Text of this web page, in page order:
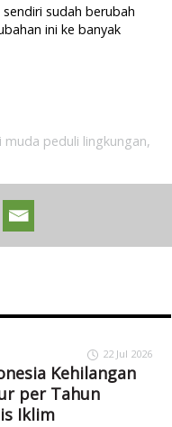
sendiri sudah berubah
ini ke banyak
muda peduli lingkungan,
22 Jul 2026
Kehilangan
per Tahun
Iklim